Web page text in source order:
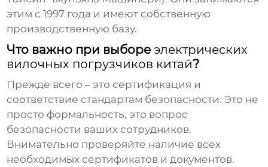
этим с 1997 года и имеют собственную
производственную базу.
Что важно при выбореэлектрических
вилочных погрузчиков китай?
Прежде всего – это сертификация и
соответствие стандартам безопасности. Это не
просто формальность, это вопрос
безопасности ваших сотрудников.
Внимательно проверяйте наличие всех
необходимых сертификатов и документов.